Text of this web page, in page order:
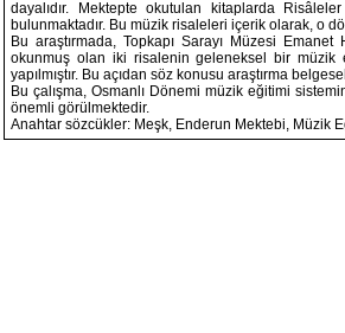
dayalıdır. Mektepte okutulan kitaplarda
bulunmaktadır. Bu müzik risaleleri içerik olarak, o
Bu araştırmada, Topkapı Sarayı Müzesi
okunmuş olan iki risalenin geleneksel bir müzik
yapılmıştır. Bu açıdan söz konusu araştırma
Bu çalışma, Osmanlı Dönemi müzik eğitimi
önemli görülmektedir.
Anahtar sözcükler: Meşk, Enderun Mektebi, Müzik